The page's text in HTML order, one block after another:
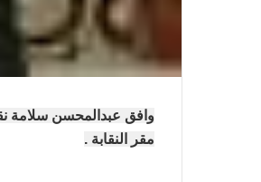
وافق عبدالمحسن سلامة
مقر النقابة .